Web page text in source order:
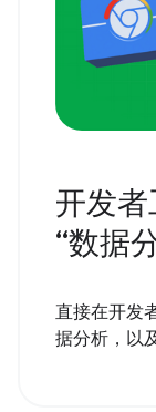
开发者
“数据
直接在开发
据分析，以